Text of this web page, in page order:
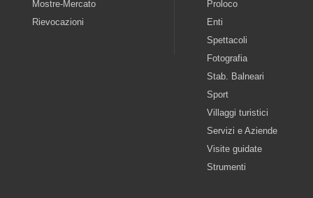
Mostre-Mercato
Rievocazioni
Proloco
Enti
Spettacoli
Fotografia
Stab. Balneari
Sport
Villaggi turistici
Servizi e Aziende
Visite guidate
Strumenti